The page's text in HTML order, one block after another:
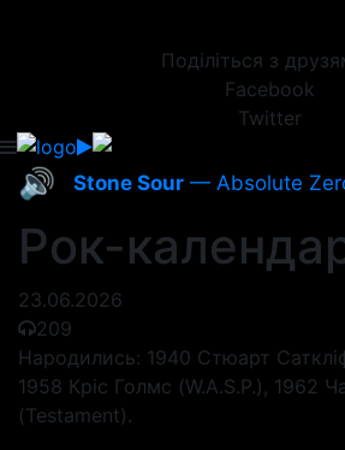
Поділіться з
Facebook
Twitter
🔊 Stone Sour — Absolute
Рок-
23.06.2026
209
Народились: 1940 Стюарт
1958 Кріс Голмс (W.A.S.P.), 1962
(Testament).